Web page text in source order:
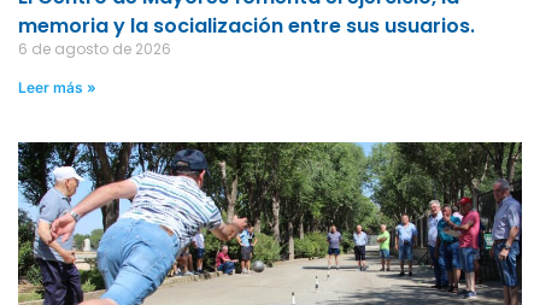
memoria y la socialización entre sus usuarios.
6 de agosto de 2026
Leer más »